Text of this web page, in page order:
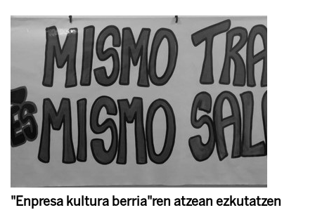
"Enpresa kultura berria"ren atzean ezkutatzen